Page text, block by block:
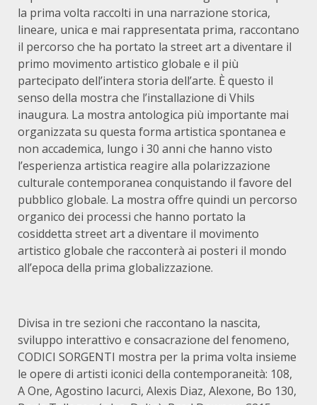
la prima volta raccolti in una narrazione storica,
lineare, unica e mai rappresentata prima, raccontano
il percorso che ha portato la street art a diventare il
primo movimento artistico globale e il più
partecipato dell’intera storia dell’arte. È questo il
senso della mostra che l’installazione di Vhils
inaugura. La mostra antologica più importante mai
organizzata su questa forma artistica spontanea e
non accademica, lungo i 30 anni che hanno visto
l’esperienza artistica reagire alla polarizzazione
culturale contemporanea conquistando il favore del
pubblico globale. La mostra offre quindi un percorso
organico dei processi che hanno portato la
cosiddetta street art a diventare il movimento
artistico globale che racconterà ai posteri il mondo
all’epoca della prima globalizzazione.
Divisa in tre sezioni che raccontano la nascita,
sviluppo interattivo e consacrazione del fenomeno,
CODICI SORGENTI mostra per la prima volta insieme
le opere di artisti iconici della contemporaneità: 108,
A One, Agostino Iacurci, Alexis Diaz, Alexone, Bo 130,